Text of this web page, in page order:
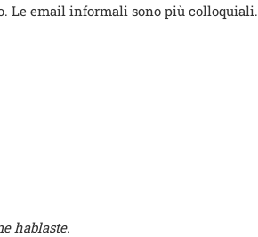
Le email informali sono più colloquiali.
hablaste.